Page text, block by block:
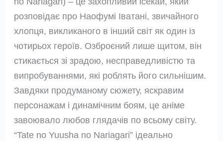
розповідає про Наофумі Іватані, звичайного
хлопця, викликаного в інший світ як один із
чотирьох героїв. Озброєний лише щитом, він
стикається зі зрадою, несправедливістю та
випробуваннями, які роблять його сильнішим.
Завдяки продуманому сюжету, яскравим
персонажам і динамічним боям, це аніме
завоювало любов глядачів по всьому світу.
“Tate no Yuusha no Nariagari” ідеально